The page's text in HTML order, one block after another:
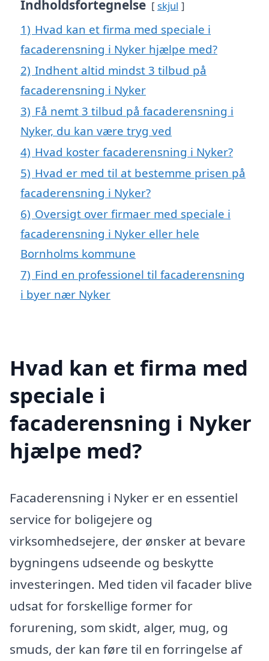
Indholdsfortegnelse skjul
1) Hvad kan et firma med speciale i
facaderensning i Nyker hjælpe med?
2) Indhent altid mindst 3 tilbud på
facaderensning i Nyker
3) Få nemt 3 tilbud på facaderensning i
Nyker, du kan være tryg ved
4) Hvad koster facaderensning i Nyker?
5) Hvad er med til at bestemme prisen på
facaderensning i Nyker?
6) Oversigt over firmaer med speciale i
facaderensning i Nyker eller hele
Bornholms kommune
7) Find en professionel til facaderensning
i byer nær Nyker
Hvad kan et firma med
speciale i
facaderensning i Nyker
hjælpe med?
Facaderensning i Nyker er en essentiel
service for boligejere og
virksomhedsejere, der ønsker at bevare
bygningens udseende og beskytte
investeringen. Med tiden vil facader blive
udsat for forskellige former for
forurening, som skidt, alger, mug, og
smuds, der kan føre til en forringelse af